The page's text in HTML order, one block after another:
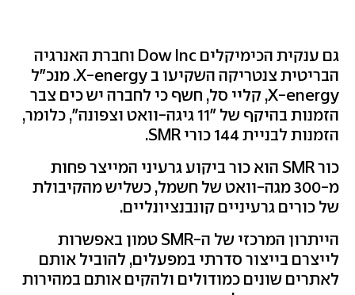
גם ענקית הכימיקלים Dow Inc וחברת האנרגיה
הבריטית צנטריקה השקיעו ב X-energy. מנכ"ל
X-energy, קליי סל, חשף כי לחברה יש כים צבר
הזמנות בהיקף של "11 גיגה-וואט וצפונה", כלומר,
הזמנות לבניית 144 כורי SMR.
כור SMR הוא כור ביקוע גרעיני המייצר פחות
מ-300 מגה-וואט של חשמל, כשליש מהקיבולת
של כורים גרעיניים קונבנציונליים.
הייתרון המרכזי של ה-SMR טמון באפשרות
לייצרם בייצור סדרתי במפעלים, להוביל אותם
לאתרים שונים כמודולים ולהקים אותם במהירות